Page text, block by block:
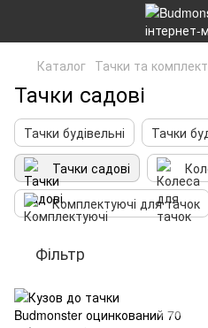
Каталог Тачки та
Тачки садові
Тачки будівельні
Тачки
Тачки садові
Комплектуючі для тачок
Фільтр